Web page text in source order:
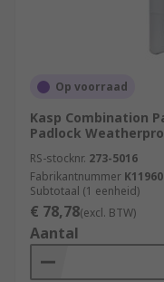
Op voorraad
Kasp Combination
Padlock
RS-stocknr. 273-5016
Fabrikantnummer
Subtotaal (1 eenheid)
€ 78,78(excl. BTW)
Aantal